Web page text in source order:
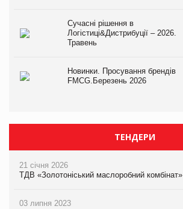
Сучасні рішення в
Логістиці&Дистрибуції – 2026.
Травень
Новинки. Просування брендів
FMCG.Березень 2026
ТЕНДЕРИ
21 січня 2026
ТДВ «Золотоніський маслоробний комбінат»
03 липня 2023